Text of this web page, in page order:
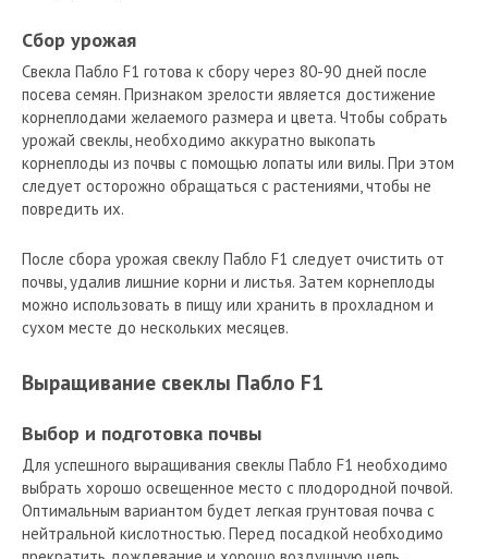
Сбор урожая
Свекла Пабло F1 готова к сбору через 80-90 дней после
посева семян. Признаком зрелости является достижение
корнеплодами желаемого размера и цвета. Чтобы собрать
урожай свеклы, необходимо аккуратно выкопать
корнеплоды из почвы с помощью лопаты или вилы. При этом
следует осторожно обращаться с растениями, чтобы не
повредить их.
После сбора урожая свеклу Пабло F1 следует очистить от
почвы, удалив лишние корни и листья. Затем корнеплоды
можно использовать в пищу или хранить в прохладном и
сухом месте до нескольких месяцев.
Выращивание свеклы Пабло F1
Выбор и подготовка почвы
Для успешного выращивания свеклы Пабло F1 необходимо
выбрать хорошо освещенное место с плодородной почвой.
Оптимальным вариантом будет легкая грунтовая почва с
нейтральной кислотностью. Перед посадкой необходимо